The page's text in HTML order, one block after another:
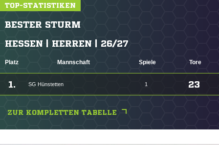
TOP-STATISTIKEN
BESTER STURM
HESSEN | HERREN | 26/27
Platz Mannschaft Spiele Tore
1. SG Hünstetten 1 23
ZUR KOMPLETTEN TABELLE